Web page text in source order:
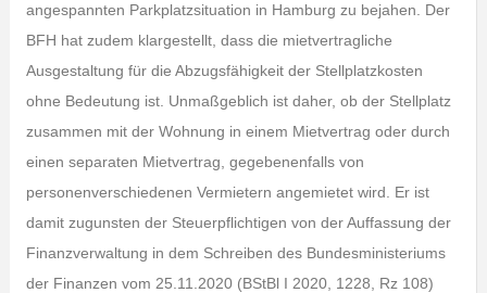
angespannten Parkplatzsituation in Hamburg zu bejahen. Der
BFH hat zudem klargestellt, dass die mietvertragliche
Ausgestaltung für die Abzugsfähigkeit der Stellplatzkosten
ohne Bedeutung ist. Unmaßgeblich ist daher, ob der Stellplatz
zusammen mit der Wohnung in einem Mietvertrag oder durch
einen separaten Mietvertrag, gegebenenfalls von
personenverschiedenen Vermietern angemietet wird. Er ist
damit zugunsten der Steuerpflichtigen von der Auffassung der
Finanzverwaltung in dem Schreiben des Bundesministeriums
der Finanzen vom 25.11.2020 (BStBl I 2020, 1228, Rz 108)